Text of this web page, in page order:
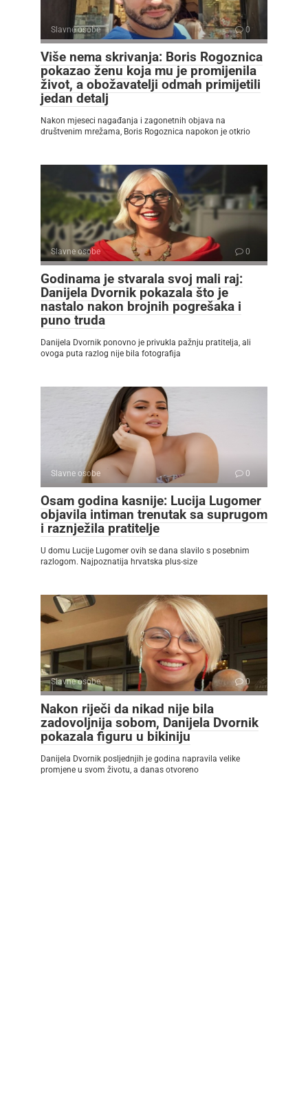
Slavne osobe 0
Više nema skrivanja: Boris Rogoznica
pokazao ženu koja mu je promijenila
život, a obožavatelji odmah primijetili
jedan detalj
Nakon mjeseci nagađanja i zagonetnih objava na
društvenim mrežama, Boris Rogoznica napokon je otkrio
Slavne osobe 0
Godinama je stvarala svoj mali raj:
Danijela Dvornik pokazala što je
nastalo nakon brojnih pogrešaka i
puno truda
Danijela Dvornik ponovno je privukla pažnju pratitelja, ali
ovoga puta razlog nije bila fotografija
Slavne osobe 0
Osam godina kasnije: Lucija Lugomer
objavila intiman trenutak sa suprugom
i raznježila pratitelje
U domu Lucije Lugomer ovih se dana slavilo s posebnim
razlogom. Najpoznatija hrvatska plus-size
Slavne osobe 0
Nakon riječi da nikad nije bila
zadovoljnija sobom, Danijela Dvornik
pokazala figuru u bikiniju
Danijela Dvornik posljednjih je godina napravila velike
promjene u svom životu, a danas otvoreno